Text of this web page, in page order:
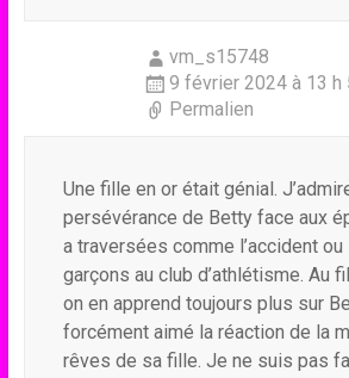
vm_s15748
9 février 2024 à 13 h
Permalien
Une fille en or était génial.
persévérance de Betty face aux
a traversées comme l’accident
garçons au club d’athlétisme. Au
on en apprend toujours plus sur
forcément aimé la réaction de la
rêves de sa fille. Je ne suis pas